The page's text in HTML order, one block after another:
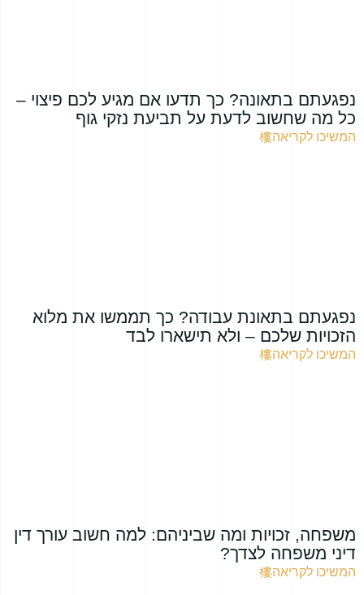
נפגעתם בתאונה? כך תדעו אם מגיע לכם פיצוי –
כל מה שחשוב לדעת על תביעת נזקי גוף
המשיכו לקריאה
נפגעתם בתאונת עבודה? כך תממשו את מלוא
הזכויות שלכם – ולא תישארו לבד
המשיכו לקריאה
משפחה, זכויות ומה שביניהם: למה חשוב עורך דין
דיני משפחה לצדך?
המשיכו לקריאה